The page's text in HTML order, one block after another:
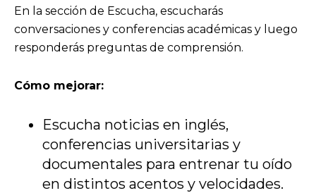
En la sección de Escucha, escucharás
conversaciones y conferencias académicas y luego
responderás preguntas de comprensión.
Cómo mejorar:
Escucha noticias en inglés,
conferencias universitarias y
documentales para entrenar tu oído
en distintos acentos y velocidades.